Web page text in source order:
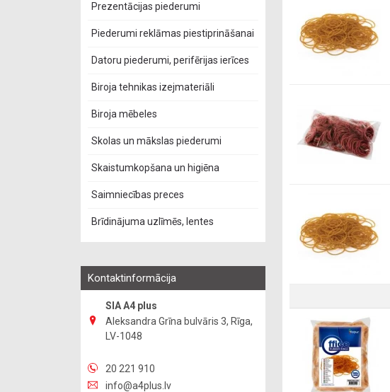
Prezentācijas piederumi
Piederumi reklāmas piestiprināšanai
Datoru piederumi, perifērijas ierīces
Biroja tehnikas izejmateriāli
Biroja mēbeles
Skolas un mākslas piederumi
Skaistumkopšana un higiēna
Saimniecības preces
Brīdinājuma uzlīmēs, lentes
Kontaktinformācija
SIA A4 plus
Aleksandra Grīna bulvāris 3, Rīga,
LV-1048
20 221 910
info@a4plus.lv